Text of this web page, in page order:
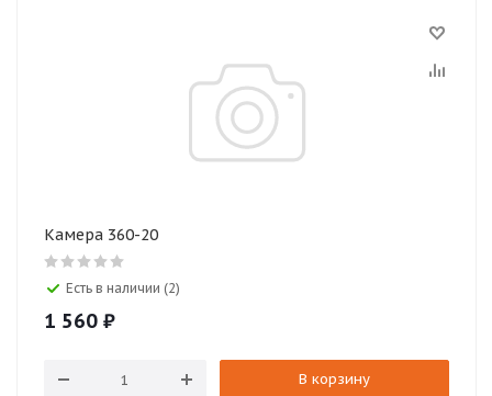
Камера 360-20
Есть в наличии (2)
1 560 ₽
В корзину